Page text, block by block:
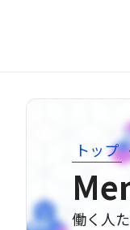
トップ
働く人